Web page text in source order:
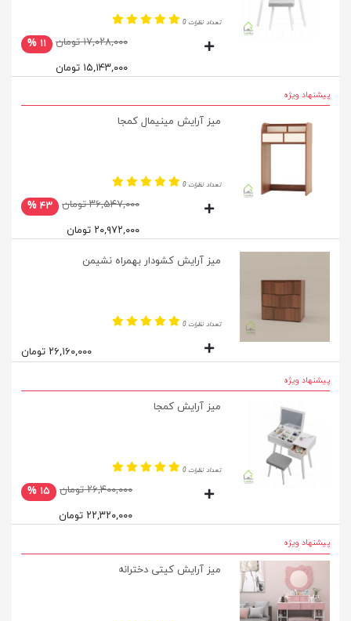
تعداد نظرات 0
۱۷,۰۲۸,۰۰۰ تومان
۱۱ %
۱۵,۱۴۳,۰۰۰ تومان
پیشنهاد ویژه
میز آرایش مینیمال کمجا
تعداد نظرات 0
۳۶,۵۴۷,۰۰۰ تومان
۴۳ %
۲۰,۹۷۲,۰۰۰ تومان
میز آرایش کشودار بهمراه نشیمن
تعداد نظرات 0
۲۶,۱۶۰,۰۰۰ تومان
پیشنهاد ویژه
میز آرایش کمجا
تعداد نظرات 0
۲۶,۴۰۰,۰۰۰ تومان
۱۵ %
۲۲,۳۲۰,۰۰۰ تومان
پیشنهاد ویژه
میز آرایش کیتی دخترانه